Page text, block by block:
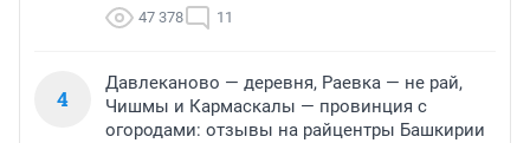
47 378 11
4
Давлеканово — деревня, Раевка — не рай,
Чишмы и Кармаскалы — провинция с
огородами: отзывы на райцентры Башкирии